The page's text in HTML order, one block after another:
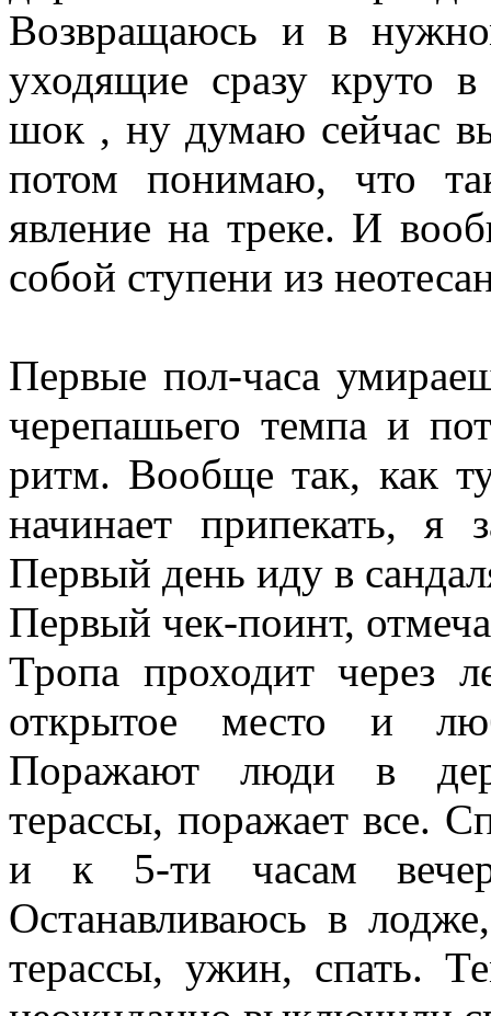
Возвращаюсь и в
уходящие сразу круто
шок , ну думаю сейчас
потом понимаю, что
явление на треке. И
собой ступени из
Первые пол-часа
черепашьего темпа и
ритм. Вообще так, как
начинает припекать,
Первый день иду в
Первый чек-поинт,
Тропа проходит через
открытое место и
Поражают люди в
терассы, поражает все.
и к 5-ти часам
Останавливаюсь в
терассы, ужин, спать.